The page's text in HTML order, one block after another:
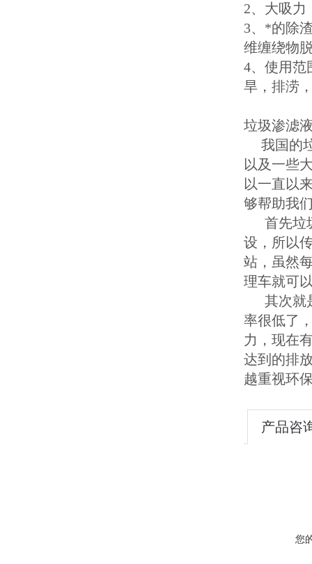
2、大吸力
3、*的除
维缠绕物
4、使用范
旱，排涝
垃圾渗滤
我国的垃
以及一些
以一直以
够帮助我
首先垃
设，所以
站，虽然
理车就可
其次就
率很低了
力，现在
达到的排
越重视环
产品咨
您